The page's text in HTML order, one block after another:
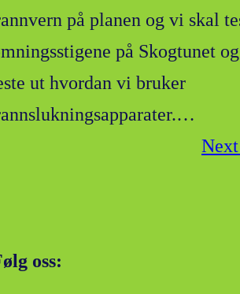
på planen og vi skal
på Skogtunet
ut hvordan vi bruker
Next
oss: